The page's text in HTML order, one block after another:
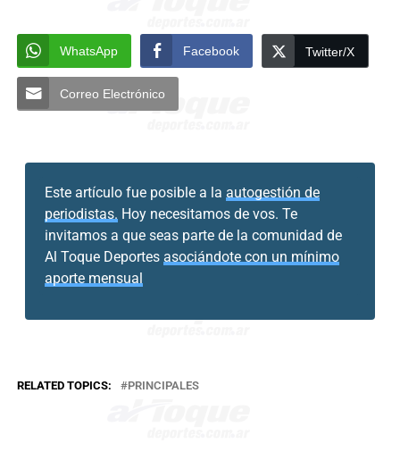
WhatsApp Facebook Twitter/X
Correo Electrónico
Este artículo fue posible a la autogestión de
periodistas. Hoy necesitamos de vos. Te
invitamos a que seas parte de la comunidad de
Al Toque Deportes asociándote con un mínimo
aporte mensual
RELATED TOPICS: PRINCIPALES